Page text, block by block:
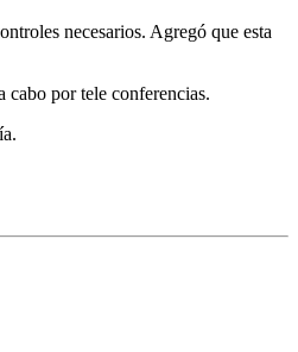
necesarios. Agregó que esta
cabo por tele conferencias.